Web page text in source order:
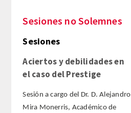
Sesiones no Solemnes
Sesiones
Aciertos y debilidades en
el caso del Prestige
Sesión a cargo del Dr. D. Alejandro
Mira Monerris, Académico de